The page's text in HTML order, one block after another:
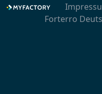
Forterro